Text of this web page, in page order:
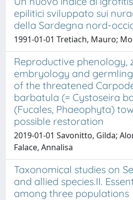
epilitici sviluppato sui
della Sardegna nord-
1991-01-01 Tretiach, Mauro;
Reproductive phenology,
embryology and
of the threatened
barbatula (= Cystoseira
(Fucales, Phaeophyta)
possible restoration
2019-01-01 Savonitto, Gilda;
Falace, Annalisa
Taxonomical studies on
and allied species.II.
among three populations